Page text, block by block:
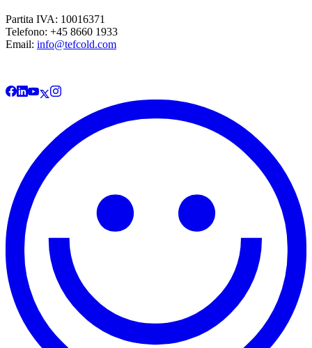
Partita IVA: 10016371
Telefono: +45 8660 1933
Email: info@tefcold.com